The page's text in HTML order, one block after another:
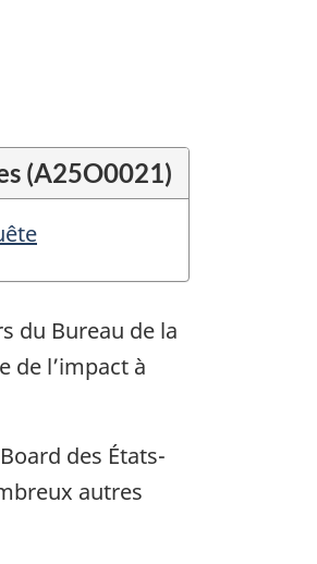
(A25O0021)
du Bureau de la
de l’impact à
des États-
autres